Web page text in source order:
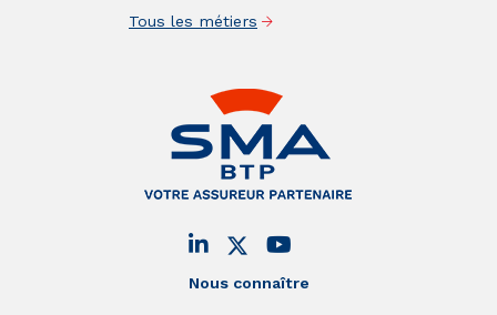
Nous connaître
Tous les métiers